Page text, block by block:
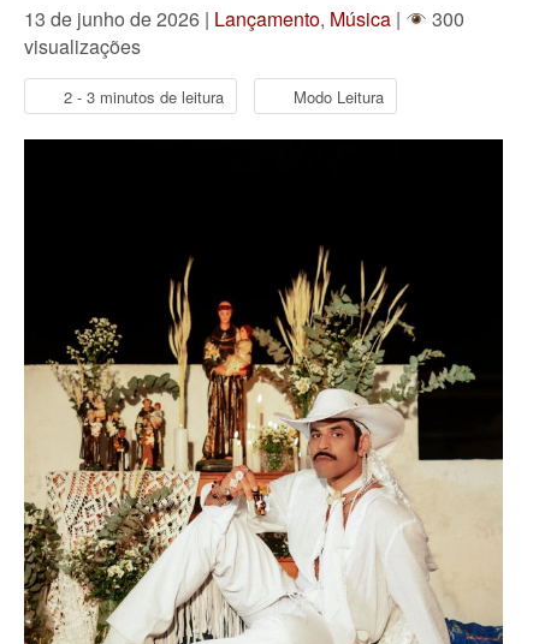
13 de junho de 2026 | Lançamento, Música |
300
visualizações
2 - 3 minutos de leitura Modo Leitura